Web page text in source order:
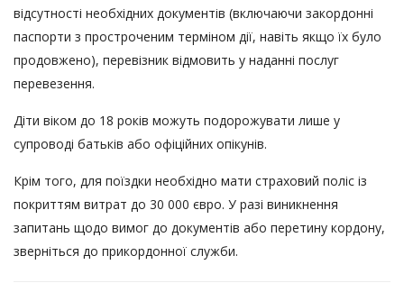
відсутності необхідних документів (включаючи закордонні
паспорти з простроченим терміном дії, навіть якщо їх було
продовжено), перевізник відмовить у наданні послуг
перевезення.
Діти віком до 18 років можуть подорожувати лише у
супроводі батьків або офіційних опікунів.
Крім того, для поїздки необхідно мати страховий поліс із
покриттям витрат до 30 000 євро. У разі виникнення
запитань щодо вимог до документів або перетину кордону,
зверніться до прикордонної служби.